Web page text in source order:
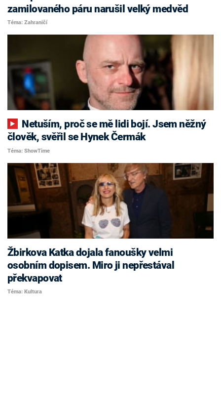
zamilovaného páru narušil velký medvěd
Téma: Zahraničí
člověk, svěřil se Hynek Čermák
Téma: ShowTime
Žbirkova Katka dojala fanoušky velmi
osobním dopisem. Miro ji nepřestával
překvapovat
Téma: Kultura